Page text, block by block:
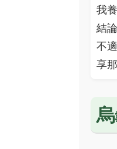
我
結
不
享